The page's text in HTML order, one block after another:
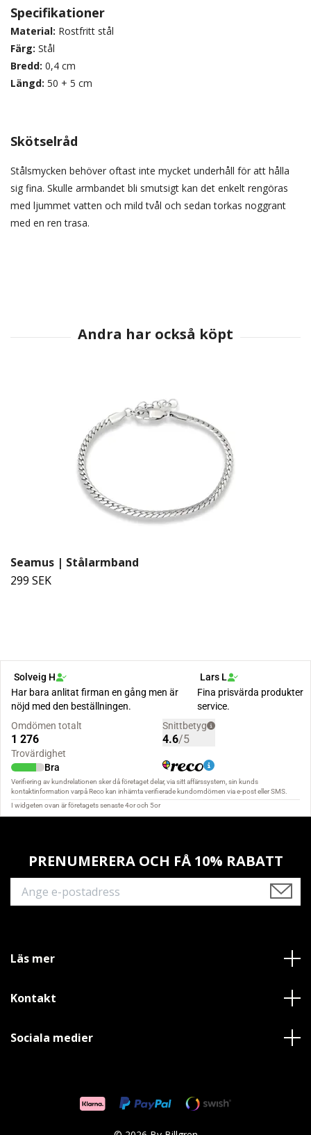
Specifikationer
Material: Rostfritt stål
Färg: Stål
Bredd: 0,4 cm
Längd: 50 + 5 cm
Skötselråd
Stålsmycken behöver oftast inte mycket underhåll för att hålla
sig fina. Skulle armbandet bli smutsigt kan det enkelt rengöras
med ljummet vatten och mild tvål och sedan torkas noggrant
med en ren trasa.
Seamus | Stålarmband
299 SEK
PRENUMERERA OCH FÅ 10% RABATT
Läs mer
Kontakt
Sociala medier